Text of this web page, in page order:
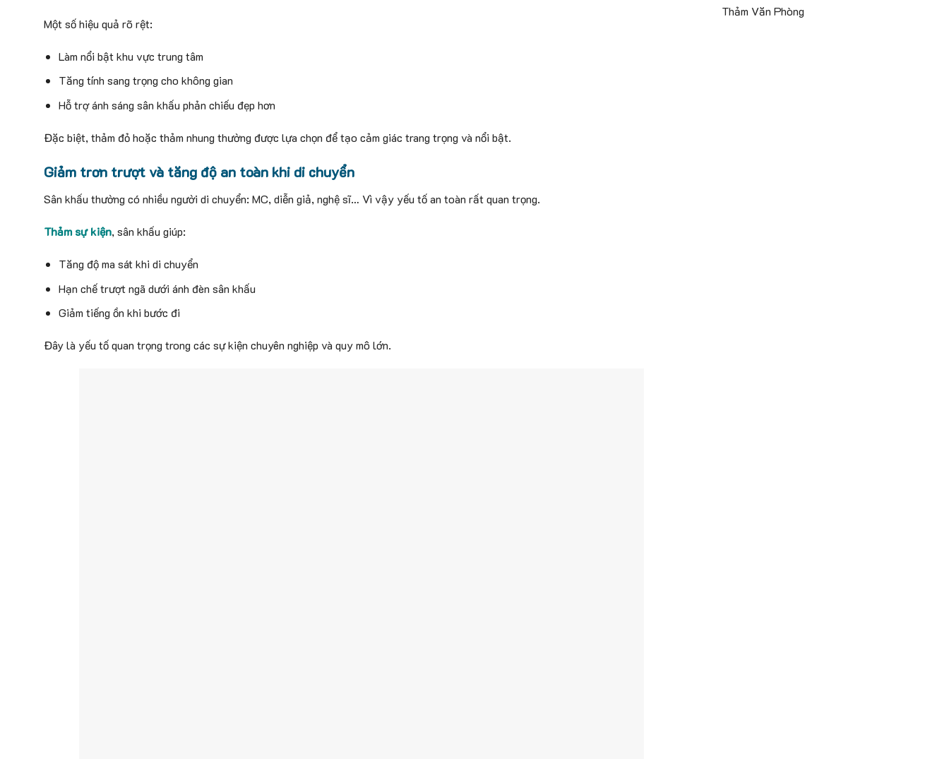
Một số hiệu quả rõ rệt:
Làm nổi bật khu vực trung tâm
Tăng tính sang trọng cho không gian
Hỗ trợ ánh sáng sân khấu phản chiếu đẹp hơn
Đặc biệt, thảm đỏ hoặc thảm nhung thường được lựa chọn để tạo cảm giác trang trọng và nổi bật.
Giảm trơn trượt và tăng độ an toàn khi di chuyển
Sân khấu thường có nhiều người di chuyển: MC, diễn giả, nghệ sĩ… Vì vậy yếu tố an toàn rất quan trọng.
Thảm sự kiện, sân khấu giúp:
Tăng độ ma sát khi di chuyển
Hạn chế trượt ngã dưới ánh đèn sân khấu
Giảm tiếng ồn khi bước đi
Đây là yếu tố quan trọng trong các sự kiện chuyên nghiệp và quy mô lớn.
Thảm Văn Phòng